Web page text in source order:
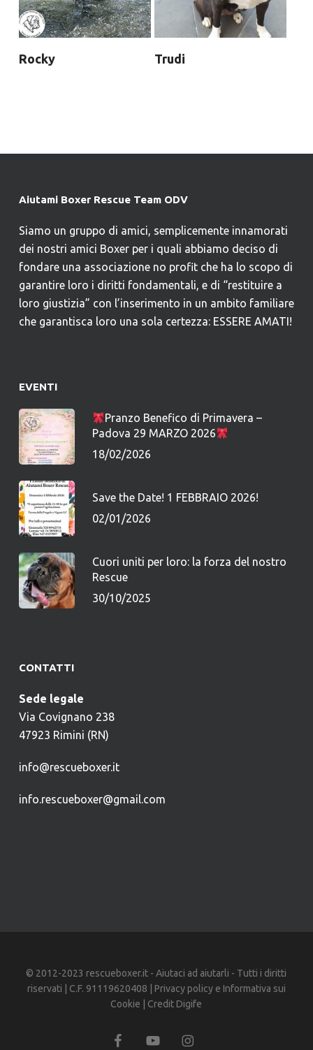
Rocky Trudi
Aiutami Boxer Rescue Team ODV
Siamo un gruppo di amici, semplicemente innamorati
dei nostri amici Boxer per i quali abbiamo deciso di
fondare una associazione no profit che ha lo scopo di
garantire loro i diritti fondamentali, e di “restituire a
loro giustizia” con l’inserimento in un ambito familiare
che garantisca loro una sola certezza: ESSERE AMATI!
EVENTI
Pranzo Benefico di Primavera –
Padova 29 MARZO 2026
18/02/2026
Save the Date! 1 FEBBRAIO 2026!
02/01/2026
Cuori uniti per loro: la forza del nostro
Rescue
30/10/2025
CONTATTI
Sede legale
Via Covignano 238
47923 Rimini (RN)
info@rescueboxer.it
info.rescueboxer@gmail.com
© 2012-2023 rescueboxer.it - Aiutaci ad aiutarli - Tutti i diritti
riservati | C.F. 91119620408 | Privacy policye Informativa sui
Cookie | Credit Digife
facebookyoutube instagram